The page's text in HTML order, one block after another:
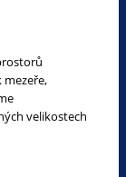
mezeře,
velikostech